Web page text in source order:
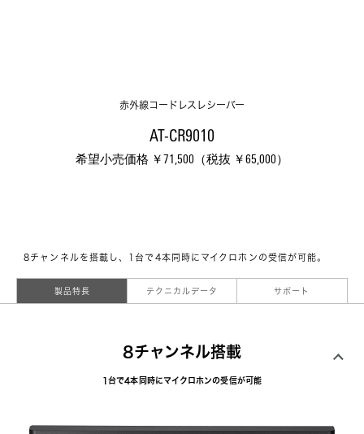
赤外線コードレスレシーバー
AT-CR9010
希望小売価格 ￥71,500（税抜 ￥65,000）
8チャンネルを搭載し、1台で4本同時にマイクロホンの受信が可能。
製品特長 テクニカルデータ サポート
8チャンネル搭載
1台で4本同時にマイクロホンの受信が可能